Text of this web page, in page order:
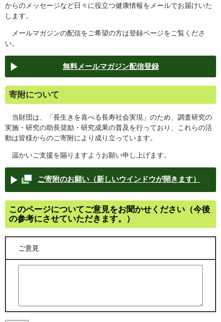
からのメッセージなど日々に役立つ健康情報をメールでお届けいた
します。
メールマガジンの配信をご希望の方は登録ページをご覧くださ
い。
無料メールマガジン配信登録
寄附について
当財団は、「長生きを喜べる長寿社会実現」のため、調査研究の
実施・研究の助長奨励・研究成果の普及を行っており、これらの活
動は皆様からのご寄附により成り立っています。
温かいご支援を賜りますようお願い申し上げます。
ご寄附のお願い（新しいウインドウが開きます）
このページについてご意見をお聞かせください（今後
の参考にさせていただきます。）
ご意見